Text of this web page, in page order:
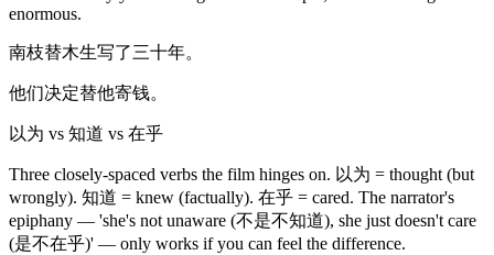
enormous.
南枝替木生写了三十年。
他们决定替他寄钱。
以为 vs 知道 vs 在乎
Three closely-spaced verbs the film hinges on. 以为 = thought (but
wrongly). 知道 = knew (factually). 在乎 = cared. The narrator's
epiphany — 'she's not unaware (不是不知道), she just doesn't care
(是不在乎)' — only works if you can feel the difference.